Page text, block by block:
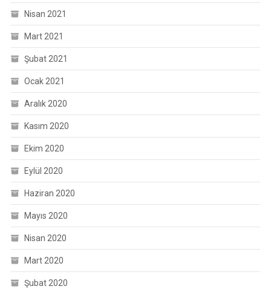
Nisan 2021
Mart 2021
Şubat 2021
Ocak 2021
Aralık 2020
Kasım 2020
Ekim 2020
Eylül 2020
Haziran 2020
Mayıs 2020
Nisan 2020
Mart 2020
Şubat 2020